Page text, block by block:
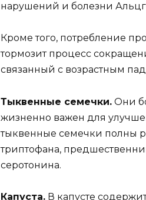
нарушений и болезни
Кроме того, потребление
тормозит процесс
связанный с возрастным
Тыквенные семечки. Они
жизненно важен для
тыквенные семечки полны
триптофана,
серотонина.
Капуста. В капусте